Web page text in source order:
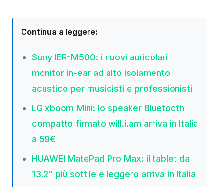
Continua a leggere:
Sony IER-M500: i nuovi auricolari
monitor in-ear ad alto isolamento
acustico per musicisti e professionisti
LG xboom Mini: lo speaker Bluetooth
compatto firmato will.i.am arriva in Italia
a 59€
HUAWEI MatePad Pro Max: il tablet da
13.2″ più sottile e leggero arriva in Italia